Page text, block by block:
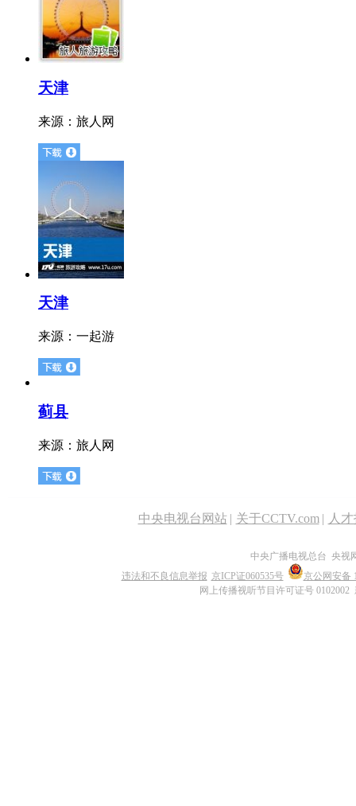
天津
来源： 旅人网
天津
来源： 一起游
蓟县
来源： 旅人网
中央电视台网站 | 关于CCTV.com | 人
中央广播电视总台 央视
违法和不良信息举报 京ICP证060535号
京公网安备
网上传播视听节目许可证号 0102002